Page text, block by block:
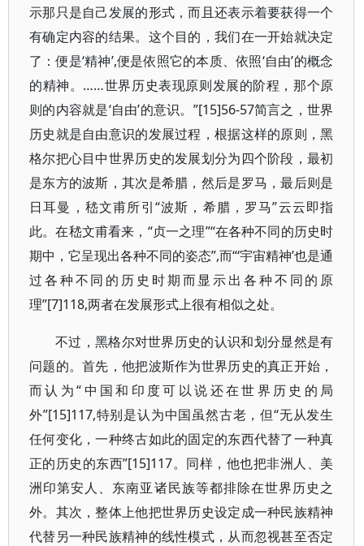
示那只是自己发展的形式，而且还表示着要获得一个
有确定内容的结果。这个目的，我们在一开始就决定
了：便是‘精神’,便是依照它的本质、依照‘自由’的概念
的精神。……世界历史表现原则发展的阶程，那个原
则的内容就是‘自由’的意识。”[15]56-57简言之，世界
历史就是自由意识的发展过程，根据这样的原则，黑
格尔把心目中世界历史的发展划分为四个阶段，最初
是东方的波斯，其次是希腊，然后是罗马，最后则是
日耳曼，嵇文甫所引“波斯，希腊，罗马”云云即指
此。在嵇文甫看来，“贞一之理”“在各种不同的历史时
期中，它呈现出各种不同的姿态”,而“‘宇宙精神’也是通
过各种不同的历史时期而显示出各种不同的原
理”[7]118,两者在发展形式上很有相似之处。
不过，黑格尔对世界历史的认识和划分显然是有
问题的。首先，他把波斯作为世界历史的真正开始，
而认为“中国和印度可以说还在世界历史的局
外”[15]117,特别是认为中国虽然古老，但“无从发生
任何变化，一种终古如此的固定的东西代替了一种真
正的历史的东西”[15]117。同样，他也把非洲人、美
洲印第安人、东南亚诸民族等都排除在世界历史之
外。其次，整体上他把世界历史设定成一种民族精神
代替另一种民族精神的线性模式，从而忽视甚至否定